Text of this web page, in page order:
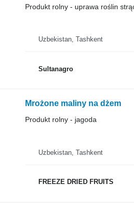
Produkt rolny - uprawa roślin
Uzbekistan, Tashkent
Sultanagro
Mrożone maliny na dżem
Produkt rolny - jagoda
Uzbekistan, Tashkent
FREEZE DRIED FRUITS